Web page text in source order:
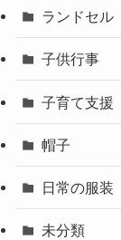
ランドセル
子供行事
子育て支援
帽子
日常の服装
未分類